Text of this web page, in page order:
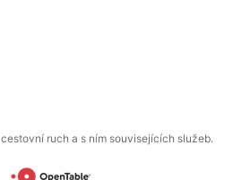
ruch a s ním souvisejících služeb.